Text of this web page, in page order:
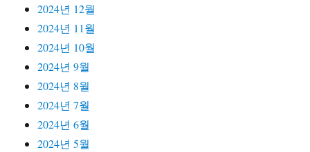
2024년 12월
2024년 11월
2024년 10월
2024년 9월
2024년 8월
2024년 7월
2024년 6월
2024년 5월